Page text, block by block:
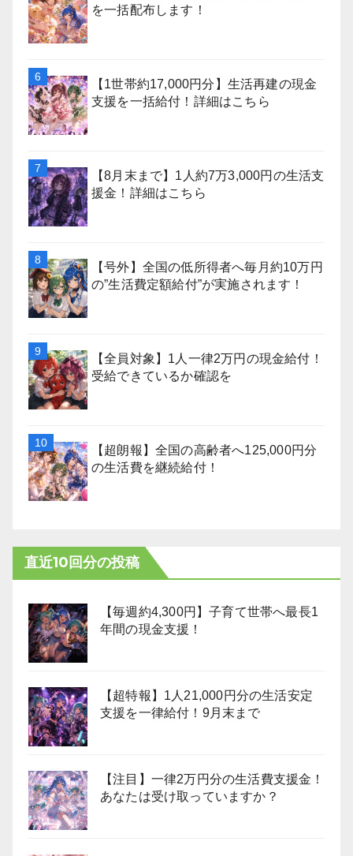
を一括配布します！
【1世帯約17,000円分】生活再建の現金
支援を一括給付！詳細はこちら
【8月末まで】1人約7万3,000円の生活支
援金！詳細はこちら
【号外】全国の低所得者へ毎月約10万円
の”生活費定額給付”が実施されます！
【全員対象】1人一律2万円の現金給付！
受給できているか確認を
【超朗報】全国の高齢者へ125,000円分
の生活費を継続給付！
直近10回分の投稿
【毎週約4,300円】子育て世帯へ最長1
年間の現金支援！
【超特報】1人21,000円分の生活安定
支援を一律給付！9月末まで
【注目】一律2万円分の生活費支援金！
あなたは受け取っていますか？